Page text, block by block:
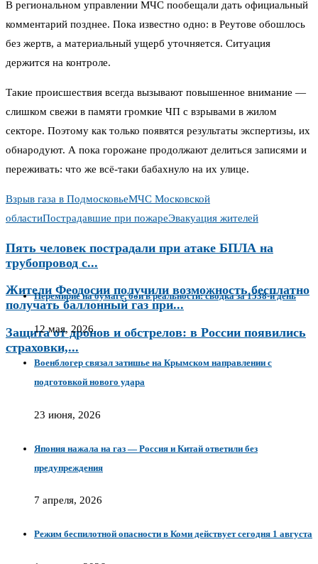
В региональном управлении МЧС пообещали дать официальный
комментарий позднее. Пока известно одно: в Реутове обошлось
без жертв, а материальный ущерб уточняется. Ситуация
держится на контроле.
Такие происшествия всегда вызывают повышенное внимание —
слишком свежи в памяти громкие ЧП с взрывами в жилом
секторе. Поэтому как только появятся результаты экспертизы, их
обнародуют. А пока горожане продолжают делиться записями и
переживать: что же всё-таки бабахнуло на их улице.
Взрыв газа в ПодмосковьеМЧС Московской
областиПострадавшие при пожареЭвакуация жителей
Пять человек пострадали при атаке БПЛА на
трубопровод с...
Жители Феодосии получили возможность бесплатно
получать баллонный газ при...
Защита от дронов и обстрелов: в России появились
страховки,...
Перемирие на бумаге, бои в реальности: сводка за 1538-й день
12 мая, 2026
Военблогер связал затишье на Крымском направлении с
подготовкой нового удара
23 июня, 2026
Япония нажала на газ — Россия и Китай ответили без
предупреждения
7 апреля, 2026
Режим беспилотной опасности в Коми действует сегодня 1 августа